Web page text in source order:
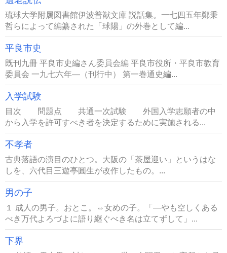
琉球大学附属図書館伊波普猷文庫 説話集。一七四五年鄭秉
哲らによって編纂された「球陽」の外巻として編...
平良市史
既刊九冊 平良市史編さん委員会編 平良市役所・平良市教育
委員会 一九七六年―（刊行中） 第一巻通史編...
入学試験
目次 問題点 共通一次試験 外国入学志願者の中
から入学を許可すべき者を決定するために実施される...
不孝者
古典落語の演目のひとつ。大阪の「茶屋迎い」というはな
しを、六代目三遊亭圓生が改作したもの。...
男の子
１ 成人の男子。おとこ。⇔女めの子。「―やも空しくある
べき万代よろづよに語り継ぐべき名は立てずして」...
下界